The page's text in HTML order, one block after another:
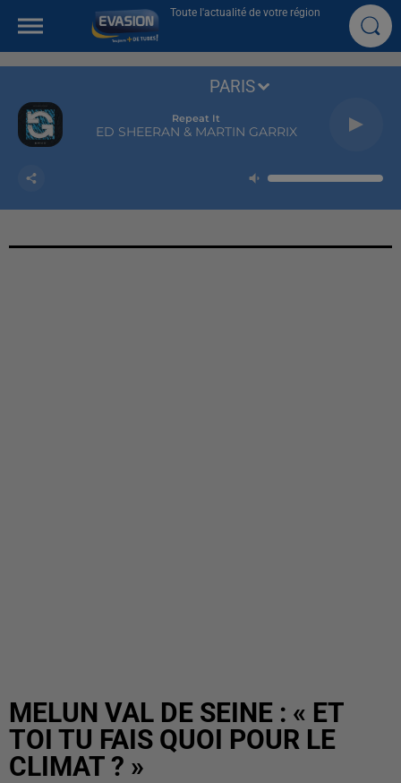
Toute l'actualité de votre région
Repeat It
ED SHEERAN & MARTIN GARRIX
PARIS
MELUN VAL DE SEINE : « ET
TOI TU FAIS QUOI POUR LE
CLIMAT ? »